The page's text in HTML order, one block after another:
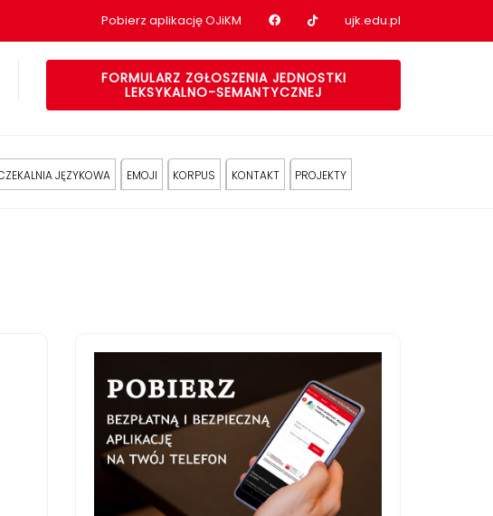
Pobierz aplikację OJiKM Nasz profil na Facebook
Nasz profil na tiktok
ujk.edu.pl
FORMULARZ ZGŁOSZENIA JEDNOSTKI
LEKSYKALNO-SEMANTYCZNEJ
JĘZYKOWA EMOJI KORPUS KONTAKT PROJEKTY